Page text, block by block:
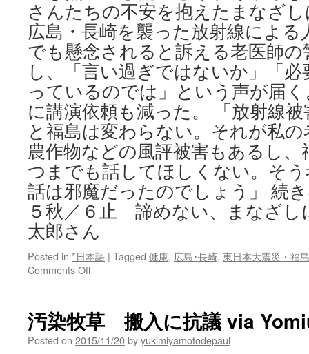
さんたちの不安を抱えたまなざ
広島・長崎を襲った放射線によ
でも懸念されると訴える老医師
し、「言い過ぎではないか」「
っているのでは」という声が届
に講演依頼も減った。 「放射線
と福島は変わらない。それが私
農作物などの風評被害もあるし
つまでも話してほしくない。そ
話は邪魔だったのでしょう」 続
５秋／６止 諦めない、まなざ
太郎さん
Posted in *日本語 | Tagged 健康, 広島･長崎, 東日本大震災・福
Comments Offon
ク
シ
ャ：’１
汚染牧草 搬入に抗議 via
Posted on 2015/11/20byyukimiyamotodepaul